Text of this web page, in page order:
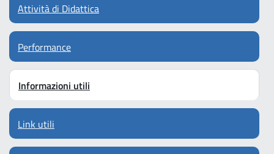
Attività di Didattica
Performance
Informazioni utili
Link utili